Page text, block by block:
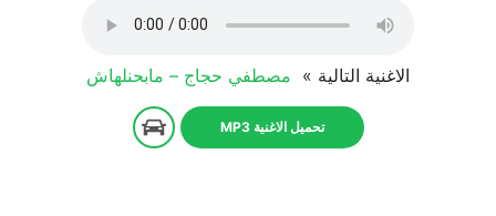
الاغنية التالية » مصطفي حجاج – مابحنلهاش
تحميل الاغنية MP3